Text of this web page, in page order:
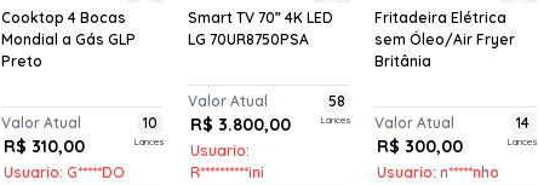
Cooktop 4 Bocas
Mondial a Gás GLP
Preto
Valor Atual
R$ 310,00
Usuario: G*****DO
10
Lances
Smart TV 70” 4K LED
LG 70UR8750PSA
Valor Atual
R$ 3.800,00
Usuario:
R**********ini
58
Lances
Fritadeira Elétrica
sem Óleo/Air Fryer
Britânia
Valor Atual
R$ 300,00
Usuario: n*****nho
14
Lances